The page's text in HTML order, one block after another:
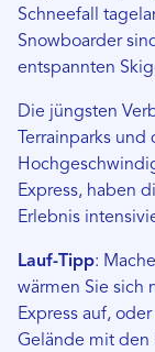
Schneefall
Snowboarder
entspannten
Die jüngsten
Terrainparks
Express, haben
Erlebnis
Lauf-Tipp:
wärmen Sie sich
Express auf,
Gelände mit den